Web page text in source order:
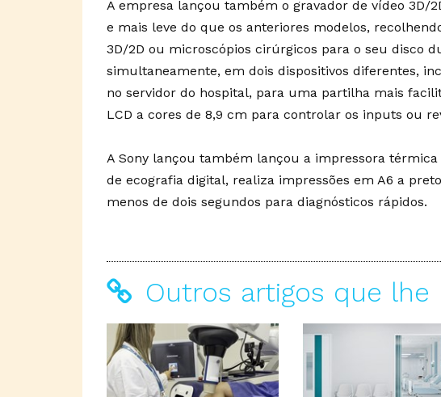
A empresa lançou também o gravador de vídeo 3D/
e mais leve do que os anteriores modelos,
3D/2D ou microscópios cirúrgicos para o seu disco
simultaneamente, em dois dispositivos diferentes,
no servidor do hospital, para uma partilha mais
LCD a cores de 8,9 cm para controlar os inputs ou
A Sony lançou também lançou a impressora térmica
de ecografia digital, realiza impressões em A6 a
menos de dois segundos para diagnósticos rápidos.
Outros artigos que